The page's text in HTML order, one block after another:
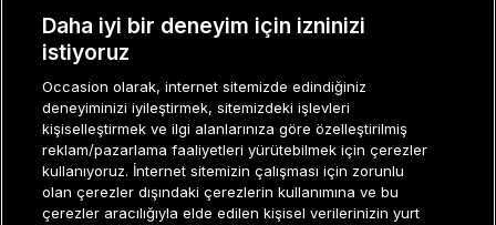
Müşteri İlişkileri0 850 800 01 20
KADIN KATEGORILER
GRUP MARKALAR
ERKEK KATEGORILER
Daha iyi bir deneyim için izninizi
istiyoruz
Occasion olarak, internet sitemizde edindiğiniz
deneyiminizi iyileştirmek, sitemizdeki işlevleri
kişiselleştirmek ve ilgi alanlarınıza göre özelleştirilmiş
reklam/pazarlama faaliyetleri yürütebilmek için çerezler
kullanıyoruz. İnternet sitemizin çalışması için zorunlu
olan çerezler dışındaki çerezlerin kullanımına ve bu
çerezler aracılığıyla elde edilen kişisel verilerinizin yurt